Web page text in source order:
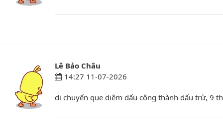
Lê Bảo Châu
14:27 11-07-2026
di chuyển que diêm dấu cộng thành dấu trừ, 9